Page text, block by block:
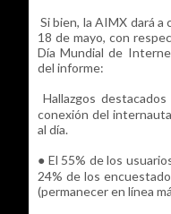
Si bien, la AIMX dará
18 de mayo, con
Día Mundial de
del informe:
Hallazgos
conexión del
al día.
● El 55% de los
24% de los
(permanecer en línea